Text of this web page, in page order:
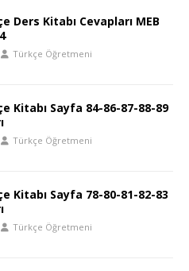
Ders Kitabı Cevapları MEB
Türkçe Öğretmeni
Kitabı Sayfa 84-86-87-88-89
Türkçe Öğretmeni
Kitabı Sayfa 78-80-81-82-83
Türkçe Öğretmeni